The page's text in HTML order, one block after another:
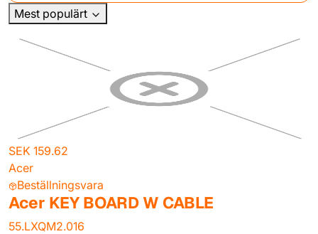
Mest populärt
SEK 159.62
Acer
Beställningsvara
Acer KEY BOARD W CABLE
55.LXQM2.016